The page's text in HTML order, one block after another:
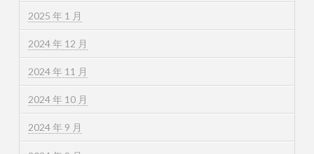
2025 年 1 月
2024 年 12 月
2024 年 11 月
2024 年 10 月
2024 年 9 月